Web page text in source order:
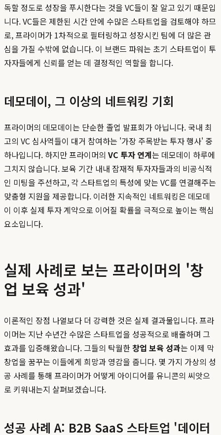
독할 정도로 성장을 푸시한다는 것을 VC들이 잘 알고 있기 때문입
니다. VC들은 제한된 시간 안에 수많은 스타트업을 검토해야 하므
로, 프라이머가 1차적으로 필터링하고 성장시킨 팀에 더 많은 관
심을 가질 수밖에 없습니다. 이 브랜드 파워는 초기 스타트업이 투
자자들에게 신뢰를 얻는 데 결정적인 역할을 합니다.
데모데이, 그 이상의 네트워킹 기회
프라이머의 데모데이는 단순한 졸업 발표회가 아닙니다. 국내 최
고의 VC 심사역들이 대거 참여하는 '가장 주목받는 투자 행사' 중
하나입니다. 하지만 프라이머의 VC 투자 연계는 데모데이 하루에
그치지 않습니다. 보육 기간 내내 잠재적 투자자들과의 비공식적
인 미팅을 주선하고, 각 스타트업의 특성에 맞는 VC를 연결해주는
맞춤형 지원을 제공합니다. 이러한 지속적인 네트워킹은 데모데
이 이후 실제 투자 계약으로 이어질 확률을 극적으로 높이는 핵심
요소입니다.
실제 사례로 보는 프라이머의 '창
업 보육 성과'
이론적인 장점 나열보다 더 강력한 것은 실제 결과물입니다. 프라
이머는 지난 수년간 수많은 스타트업을 성공적으로 배출하며 그
효과를 입증해왔습니다. 그들의 탁월한창업 보육 성과는 이제 막
창업을 꿈꾸는 이들에게 희망과 영감을 줍니다. 몇 가지 가상의 성
공 사례를 통해 프라이머가 어떻게 아이디어를 유니콘의 씨앗으
로 키워내는지 살펴보겠습니다.
성공 사례 A: B2B SaaS 스타트업 '데이터